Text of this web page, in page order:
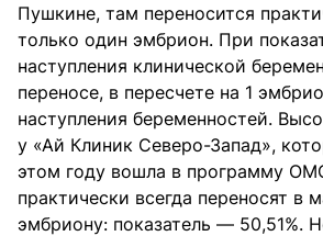
Пушкине, там переносится
только один эмбрион. При
наступления клинической
переносе, в пересчете на 1
наступления беременностей.
у «Ай Клиник Северо-Запад»,
этом году вошла в программу
практически всегда переносят в
эмбриону: показатель — 50,51%.